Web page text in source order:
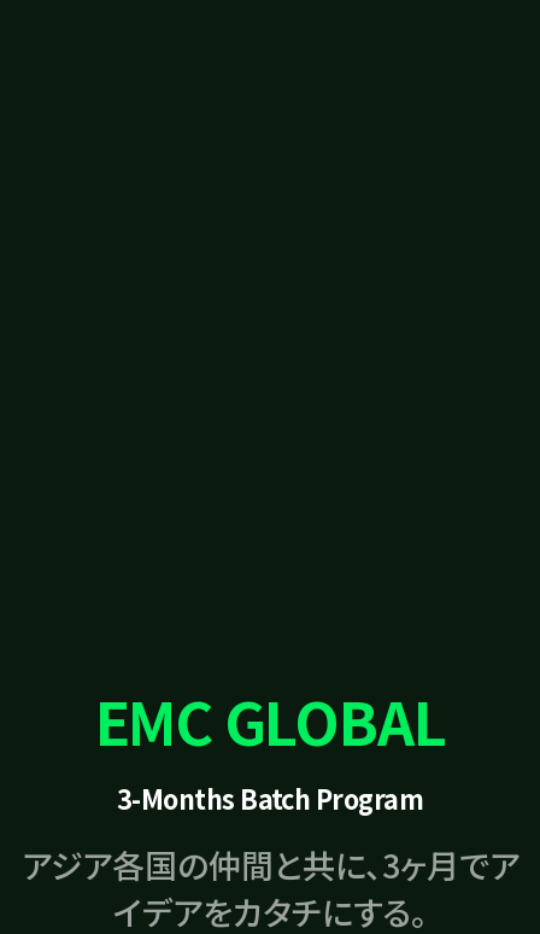
EMC GLOBAL
3-Months Batch Program
アジア各国の仲間と共に、3ヶ月でア
イデアをカタチにする。